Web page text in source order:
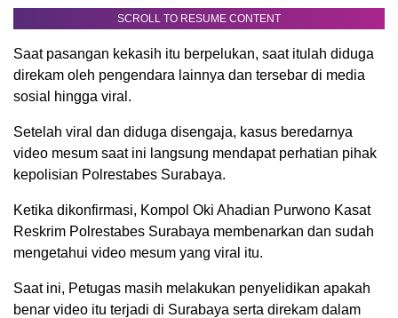
SCROLL TO RESUME CONTENT
Saat pasangan kekasih itu berpelukan, saat itulah diduga
direkam oleh pengendara lainnya dan tersebar di media
sosial hingga viral.
Setelah viral dan diduga disengaja, kasus beredarnya
video mesum saat ini langsung mendapat perhatian pihak
kepolisian Polrestabes Surabaya.
Ketika dikonfirmasi, Kompol Oki Ahadian Purwono Kasat
Reskrim Polrestabes Surabaya membenarkan dan sudah
mengetahui video mesum yang viral itu.
Saat ini, Petugas masih melakukan penyelidikan apakah
benar video itu terjadi di Surabaya serta direkam dalam